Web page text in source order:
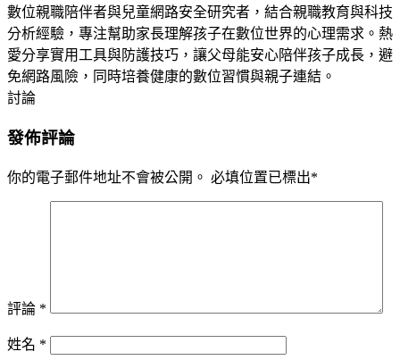
數位親職陪伴者與兒童網路安全研究者，結合親職教育與科技
分析經驗，專注幫助家長理解孩子在數位世界的心理需求。熱
愛分享實用工具與防護技巧，讓父母能安心陪伴孩子成長，避
免網路風險，同時培養健康的數位習慣與親子連結。
討論
發佈評論
你的電子郵件地址不會被公開。 必填位置已標出*
評論 *
姓名 *